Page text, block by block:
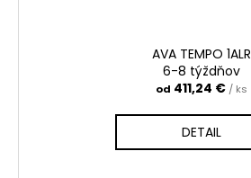
AVA TEMPO 1ALR
6-8 týždňov
od 411,24 € / ks
DETAIL